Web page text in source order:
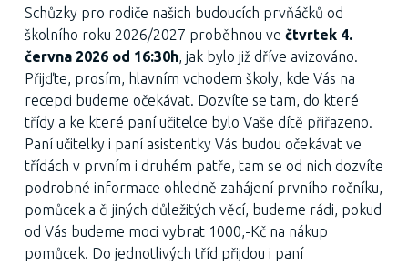
Schůzky pro rodiče našich budoucích prvňáčků od
školního roku 2026/2027 proběhnou ve čtvrtek 4.
června 2026 od 16:30h, jak bylo již dříve avizováno.
Přijďte, prosím, hlavním vchodem školy, kde Vás na
recepci budeme očekávat. Dozvíte se tam, do které
třídy a ke které paní učitelce bylo Vaše dítě přiřazeno.
Paní učitelky i paní asistentky Vás budou očekávat ve
třídách v prvním i druhém patře, tam se od nich dozvíte
podrobné informace ohledně zahájení prvního ročníku,
pomůcek a či jiných důležitých věcí, budeme rádi, pokud
od Vás budeme moci vybrat 1000,-Kč na nákup
pomůcek. Do jednotlivých tříd přijdou i paní